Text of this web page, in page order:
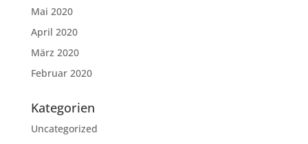
Mai 2020
April 2020
März 2020
Februar 2020
Kategorien
Uncategorized